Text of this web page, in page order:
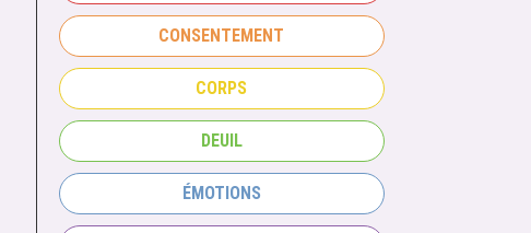
CONSENTEMENT
CORPS
DEUIL
ÉMOTIONS